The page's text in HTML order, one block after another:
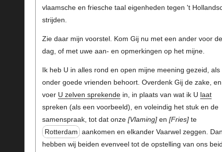
vlaamsche en friesche taal eigenheden tegen 't
strijden.
Zie daar mijn voorstel. Kom Gij nu met een ander voor
dag, of met uwe aan- en opmerkingen op het mijne.
Ik heb U in alles rond en open mijne meening gezeid, als
onder goede vrienden behoort. Overdenk Gij de zake, en
voer U zelven sprekendein, in plaats van wat ik U laat
spreken (als een voorbeeld), en voleindig het stuk en de
samenspraak, tot dat onze Vlaming en Fries te
Rotterdam aankomen en elkander Vaarwel zeggen.
hebben wij beiden evenveel tot de opstelling van ons